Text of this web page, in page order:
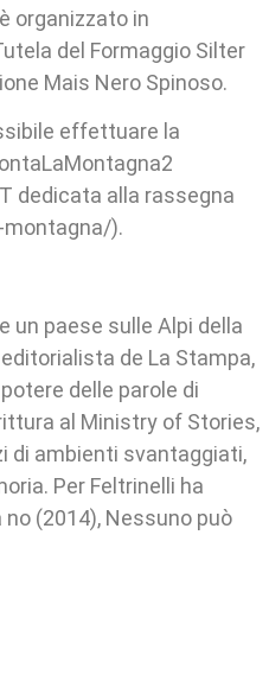
organizzato in
del Formaggio Silter
Mais Nero Spinoso.
effettuare la
dedicata alla rassegna
).
un paese sulle Alpi della
de La Stampa,
delle parole di
al Ministry of Stories,
di ambienti svantaggiati,
Per Feltrinelli ha
(2014), Nessuno può